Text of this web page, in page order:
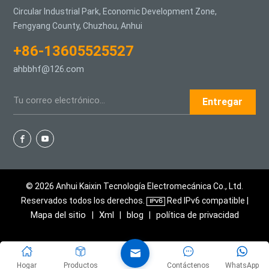
Circular Industrial Park, Economic Development Zone,
Fengyang County, Chuzhou, Anhui
+86-13605525527
ahbbhf@126.com
Entregar
© 2026 Anhui Kaixin Tecnología Electromecánica Co., Ltd.
Reservados todos los derechos.
Red IPv6 compatible |
Mapa del sitio Xml blog política de privacidad
Hogar Productos WhatsApp
Contáctenos